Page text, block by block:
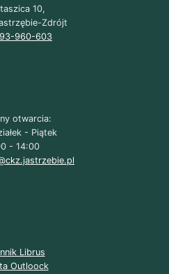
10,
Zdrójt
960-603
otwarcia:
- Piątek
- 14:00
Librus
Outloock